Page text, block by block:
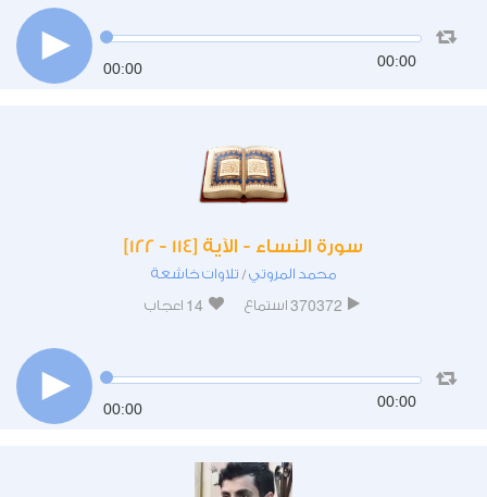
00:00 00:00
سورة النساء - الآية [114 - 122]
محمد المروتي/ تلاوات خاشعة
370372 استماع 14 اعجاب
00:00 00:00